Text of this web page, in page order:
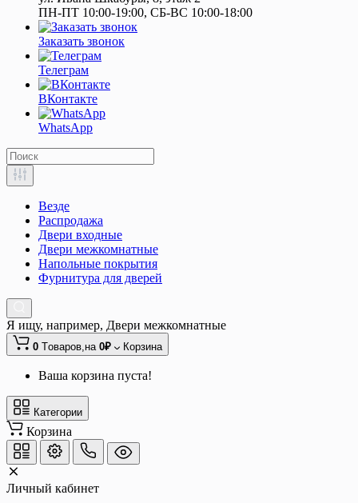
ПН-ПТ 10:00-19:00, СБ-ВС 10:00-18:00
Заказать звонок
Телеграм
ВКонтакте
WhatsApp
Везде
Распродажа
Двери входные
Двери межкомнатные
Напольные покрытия
Фурнитура для дверей
Я ищу, например, Двери межкомнатные
0 Tоваров,на 0₽ Корзина
Ваша корзина пуста!
Категории
Корзина
Личный кабинет